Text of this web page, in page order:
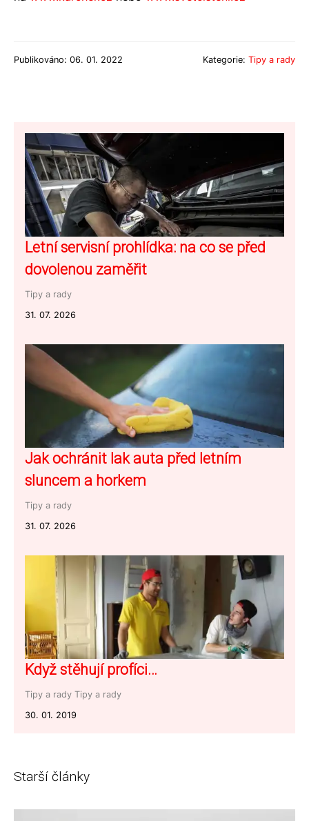
Publikováno: 06. 01. 2022 Kategorie: Tipy a rady
Letní servisní prohlídka: na co se před
dovolenou zaměřit
Tipy a rady
31. 07. 2026
Jak ochránit lak auta před letním
sluncem a horkem
Tipy a rady
31. 07. 2026
Když stěhují profíci…
Tipy a rady Tipy a rady
30. 01. 2019
Starší články